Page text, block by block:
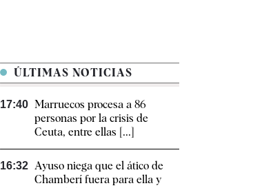
ÚLTIMAS NOTICIAS
17:40 Marruecos procesa a 86
personas por la crisis de
Ceuta, entre ellas [...]
16:32 Ayuso niega que el ático de
Chamberí fuera para ella y